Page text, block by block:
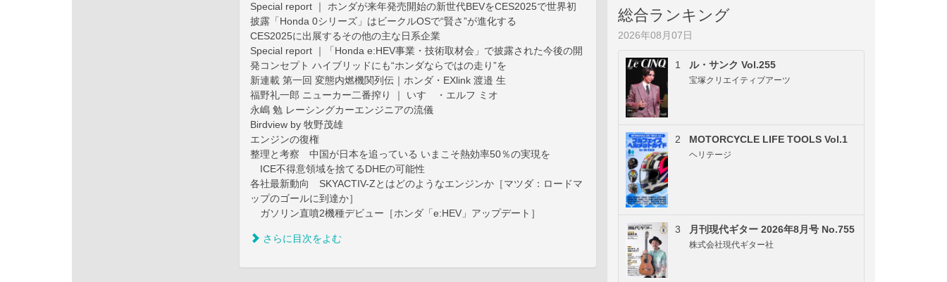
Special report ｜ ホンダが来年発売開始の新世代BEVをCES2025で世界初
披露「Honda 0シリーズ」はビークルOSで“賢さ”が進化する
CES2025に出展するその他の主な日系企業
Special report ｜「Honda e:HEV事業・技術取材会」で披露された今後の開
発コンセプト ハイブリッドにも“ホンダならではの走り”を
新連載 第一回 変態内燃機関列伝｜ホンダ・EXlink 渡邉 生
福野礼一郎 ニューカー二番搾り ｜ いすゞ・エルフ ミオ
永嶋 勉 レーシングカーエンジニアの流儀
Birdview by 牧野茂雄
エンジンの復権
整理と考察 中国が日本を追っている いまこそ熱効率50％の実現を
ICE不得意領域を捨てるDHEの可能性
各社最新動向 SKYACTIV-Zとはどのようなエンジンか［マツダ：ロードマ
ップのゴールに到達か］
ガソリン直噴2機種デビュー［ホンダ「e:HEV」アップデート］
さらに目次をよむ
総合ランキング
2026年08月07日
1 ル・サンク Vol.255
宝塚クリエイティブアーツ
2 MOTORCYCLE LIFE TOOLS Vol.1
ヘリテージ
3 月刊現代ギター 2026年8月号 No.755
株式会社現代ギター社